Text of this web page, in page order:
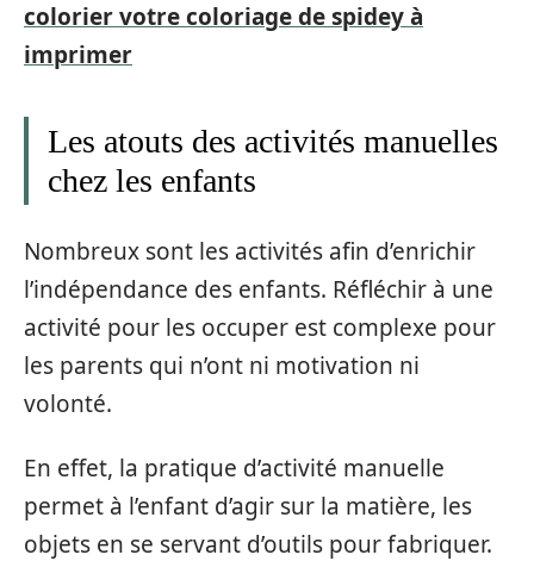
colorier votre coloriage de spidey à
imprimer
Les atouts des activités manuelles
chez les enfants
Nombreux sont les activités afin d’enrichir
l’indépendance des enfants. Réfléchir à une
activité pour les occuper est complexe pour
les parents qui n’ont ni motivation ni
volonté.
En effet, la pratique d’activité manuelle
permet à l’enfant d’agir sur la matière, les
objets en se servant d’outils pour fabriquer.